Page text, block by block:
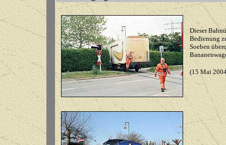
Dieser
Bedienung
Soeben
(15 Mai